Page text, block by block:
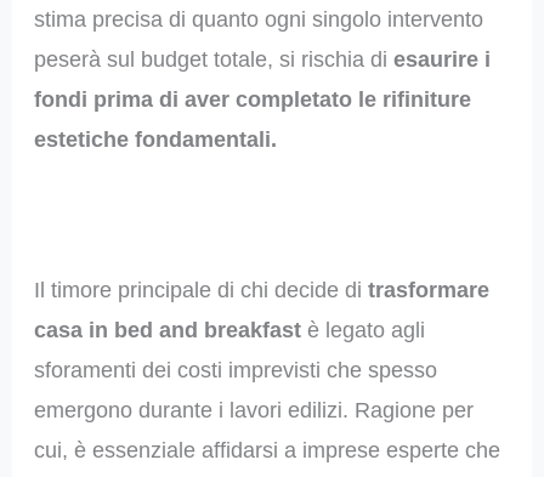
stima precisa di quanto ogni singolo intervento
peserà sul budget totale, si rischia di esaurire i
fondi prima di aver completato le rifiniture
estetiche fondamentali.
Il timore principale di chi decide di trasformare
casa in bed and breakfastè legato agli
sforamenti dei costi imprevisti che spesso
emergono durante i lavori edilizi. Ragione per
cui, è essenziale affidarsi a imprese esperte che